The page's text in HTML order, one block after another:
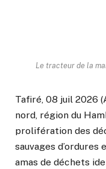
Le tracteur de la
Tafiré, 08 juil 2026
nord, région du
prolifération des
sauvages d’ordures
amas de déchets